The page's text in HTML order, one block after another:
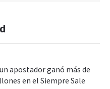
apostador ganó más de
en el Siempre Sale